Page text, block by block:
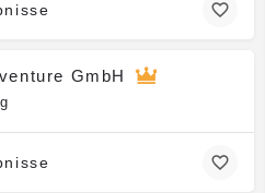
GmbH